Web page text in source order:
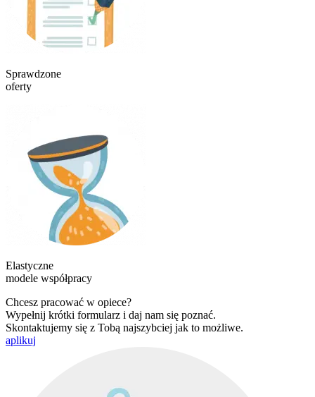
Sprawdzone
oferty
Elastyczne
modele współpracy
Chcesz pracować w opiece?
Wypełnij krótki formularz i daj nam się poznać.
Skontaktujemy się z Tobą najszybciej jak to możliwe.
aplikuj